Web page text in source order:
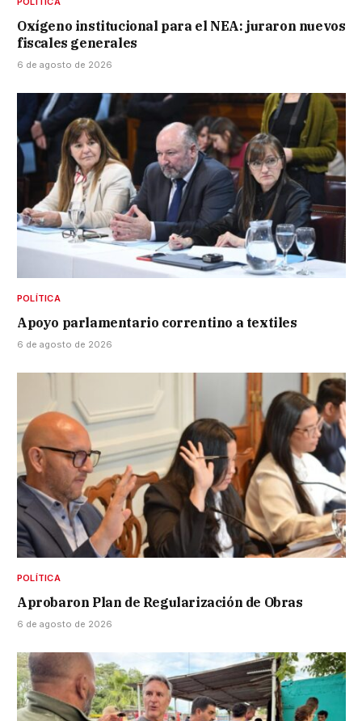
Oxígeno institucional para el NEA: juraron nuevos
fiscales generales
6 de agosto de 2026
POLÍTICA
Apoyo parlamentario correntino a textiles
6 de agosto de 2026
POLÍTICA
Aprobaron Plan de Regularización de Obras
6 de agosto de 2026